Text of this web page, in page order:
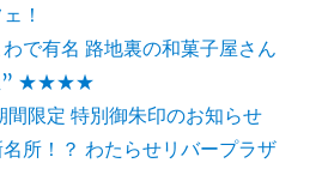
！
わで有名 路地裏の和菓子屋さん
” ★★★★
間限定 特別御朱印のお知らせ
名所！？ わたらせリバープラザ